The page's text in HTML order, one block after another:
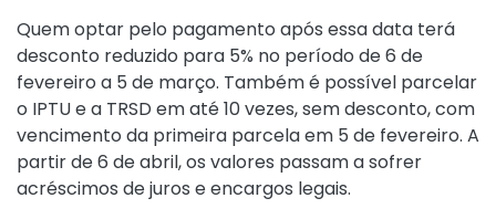
Quem optar pelo pagamento após essa data terá
desconto reduzido para 5% no período de 6 de
fevereiro a 5 de março. Também é possível parcelar
o IPTU e a TRSD em até 10 vezes, sem desconto, com
vencimento da primeira parcela em 5 de fevereiro. A
partir de 6 de abril, os valores passam a sofrer
acréscimos de juros e encargos legais.